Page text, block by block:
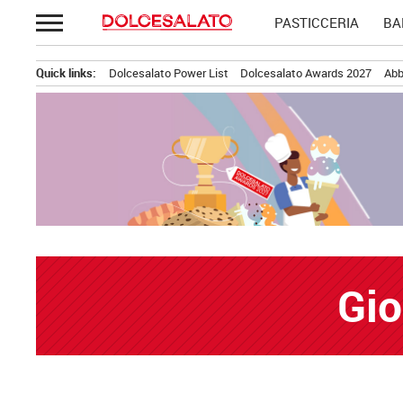
Passa
al
PASTICCERIA
Quick links: Dolcesalato Power List Dolcesalato Awards 2027